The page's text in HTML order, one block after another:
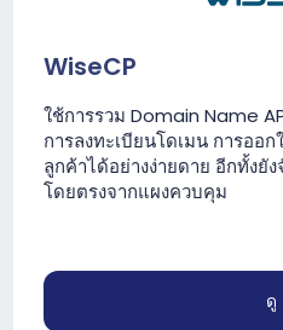
WiseCP
ใช้การรวม Domain Name
การลงทะเบียนโดเมน การออ
ลูกค้าได้อย่างง่ายดาย อีกทั้งยัง
โดยตรงจากแผงควบคุม
ดู